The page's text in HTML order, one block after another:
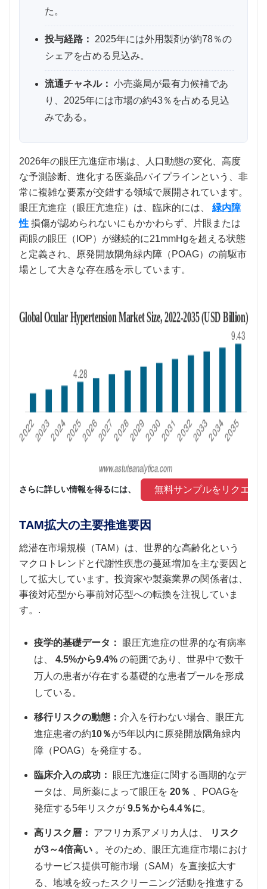
た。
投与経路：
2025年には外用製剤が約78％の
シェアを占める見込み。
流通チャネル： 小売薬局が最有力候補であ
り、2025年には市場の約43％を占める見込
みである。
2026年の眼圧亢進症市場は、人口動態の変化、高度
な予測診断、進化する医薬品パイプラインという、非
常に複雑な要素が交錯する領域で展開されています。
眼圧亢進症（眼圧亢進症）は、臨床的には、 緑内障
性 損傷が認められないにもかかわらず、片眼または
両眼の眼圧（IOP）が継続的に21mmHgを超える状態
と定義され、原発開放隅角緑内障（POAG）の前駆市
場として大きな存在感を示しています。
さらに詳しい情報を得るには、 無料サンプルをリクエス
TAM拡大の主要推進要因
総潜在市場規模（TAM）は、世界的な高齢化という
マクロトレンドと代謝性疾患の蔓延増加を主な要因と
して拡大しています。投資家や製薬業界の関係者は、
事後対応型から事前対応型への転換を注視していま
す。.
疫学的基礎データ：
眼圧亢進症の世界的な有病率
は、 4.5%から9.4% の範囲であり、世界中で数千
万人の患者が存在する基礎的な患者プールを形成
している。
移行リスクの動態： 介入を行わない場合、眼圧亢
進症患者の約10％が5年以内に原発開放隅角緑内
障（POAG）を発症する。
臨床介入の成功：
眼圧亢進症に関する画期的なデ
ータは、局所薬によって眼圧を 20％
、POAGを
発症する5年リスクが 9.5％から4.4％に。
高リスク層： アフリカ系アメリカ人は、
リスク
が3～4倍高い 。そのため、眼圧亢進症市場におけ
るサービス提供可能市場（SAM）を直接拡大す
る、地域を絞ったスクリーニング活動を推進する